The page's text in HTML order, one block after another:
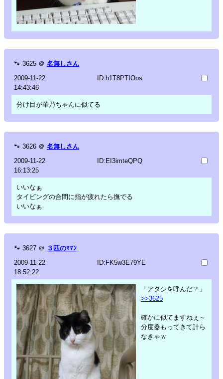
🐾 3625 ＠ 名無しさん
2009-11-22
14:43:46
ID:h1T8PTIOos
分け目が華乃ちゃんに似てる
🐾 3626 ＠ 名無しさん
2009-11-22
16:13:25
ID:EI3imteQPQ
いいなぁ
タイピングの合間に指が疲れたら撫でる
いいなぁ
🐾 3627 ＠ ３匹のﾏﾏﾝ
2009-11-22
18:52:22
ID:FK5w3E79YE
「アタシを呼んだ？」
>>3625
確かに似てますねぇ～
分度器もってきて計ら
なきゃｗ